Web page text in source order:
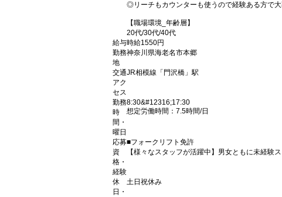
◎リーチもカウンターも使うので経験ある方で大
【職場環境_年齢層】
20代/30代/40代
給与時給1550円
勤務
地
神奈川県海老名市本郷
交通
アク
セス
JR相模線「門沢橋」駅
勤務
時
間・
曜日
8:30&#12316;17:30
想定労働時間：7.5時間/日
応募
資
格・
経験
■フォークリフト免許
【様々なスタッフが活躍中】男女ともに未経験
休
日・
土日祝休み